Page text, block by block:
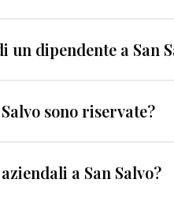
un centro come San
un dipendente a San
del dipendente
sono riservate?
aziendale
a San Salvo?